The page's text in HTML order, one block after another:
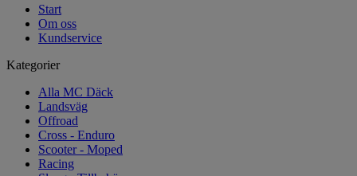
Start
Om oss
Kundservice
Kategorier
Alla MC Däck
Landsväg
Offroad
Cross - Enduro
Scooter - Moped
Racing